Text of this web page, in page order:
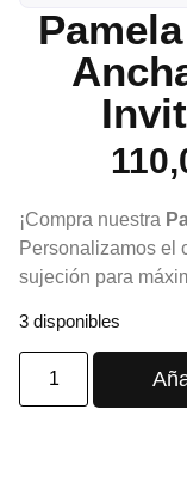
¡Compra nuestra
Personalizamos el
sujeción para
3 disponibles